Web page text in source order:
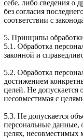
себе, либо сведения о
без согласия
соответствии с
5. Принципы
5.1. Обработка
законной и
5.2. Обработка
достижением
целей. Не допускается
несовместимая с
5.3. Не допускается
персональные данные,
целях, несовместимых